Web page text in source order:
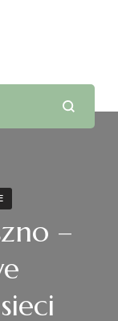
–